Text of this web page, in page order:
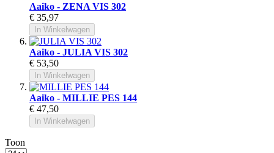
Aaiko - ZENA VIS 302
€ 35,97
In Winkelwagen
Aaiko - JULIA VIS 302
€ 53,50
In Winkelwagen
Aaiko - MILLIE PES 144
€ 47,50
In Winkelwagen
Toon